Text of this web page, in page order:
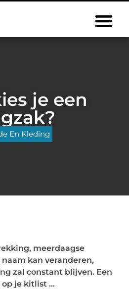
je een
En Kleding
meerdaagse
kan veranderen,
zal constant blijven. Een
je kitlist ...